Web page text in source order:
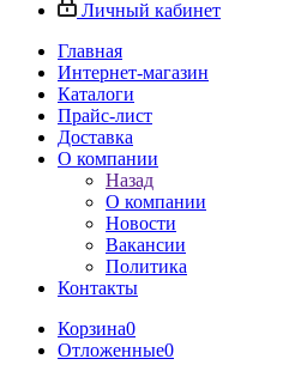
Личный кабинет
Главная
Интернет-магазин
Каталоги
Прайс-лист
Доставка
О компании
Назад
О компании
Новости
Вакансии
Политика
Контакты
Корзина0
Отложенные0